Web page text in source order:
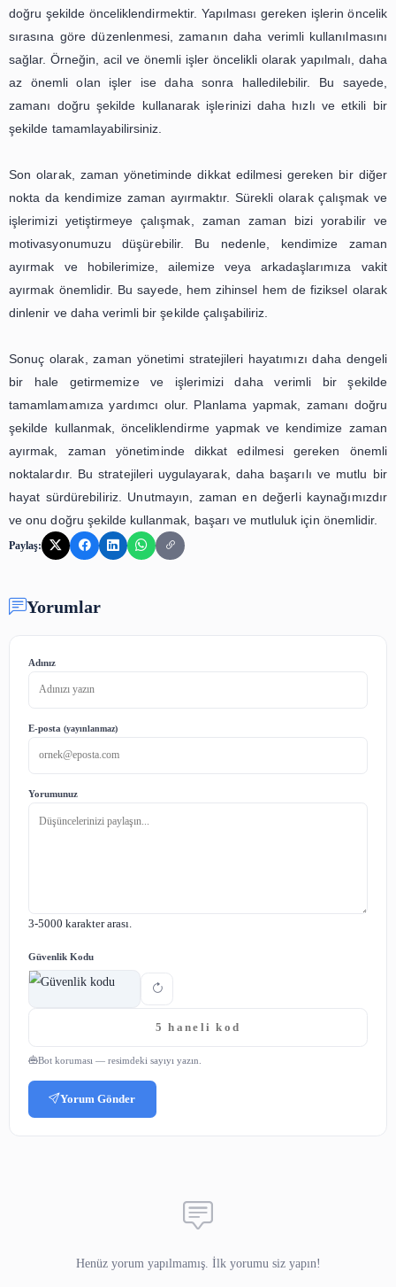
şekilde değerlendirebileceğiniz bir program
Bir diğer önemli nokta ise zamanınızı doğru
kullanmaktır. Zaman yönetimi, sadece planlama
değildir. Planlarınızı uygulamak ve zamanınızı doğru
görev için belirlediğiniz zaman dilimlerine uymanız ve
verimli bir şekilde kullanmanız gerekmektedir. Ayrıca,
doğru bir şekilde kullanmak için dikkatinizi dağıtan
uzak durmalı ve odaklanmanız gereken
değerlendirmektir. Zaman yönetimi, sadece zamanınızı
ve kullanmakla sınırlı değildir. Aynı zamanda,
şekilde değerlendirmeniz de oldukça önemlidir.
doğrultusunda zamanınızı nasıl kullandığınızı
gerekirse planlarınızı güncellemelisiniz. Bu sayede,
daha verimli bir şekilde kullanabilir ve hedeflerinize
ulaşabilirsiniz.
kendinize zaman ayırmaktır. Hayatımızın yoğun
zaman ayırmak, hem bedensel hem de zihinsel
oldukça önemlidir. Kendinize zaman ayırarak, stresinizi
bir şekilde yönetmek ve verimliliğimizi arttırmak
önemlidir. Önceliklerinizi belirleyerek, zamanınızı doğru
sizin kontrolünüzdedir ve doğru stratejilerle hayatınızı
bir şekilde yönetebilirsiniz.
Bu başlık altında, okuyuculara
yönetiminin hayatlarını nasıl daha
dengeli bir hale getirebileceği
anlatılabilir. Örneğin, iş ve özel
zaman yaratmak gibi konular
vurgulanabilir